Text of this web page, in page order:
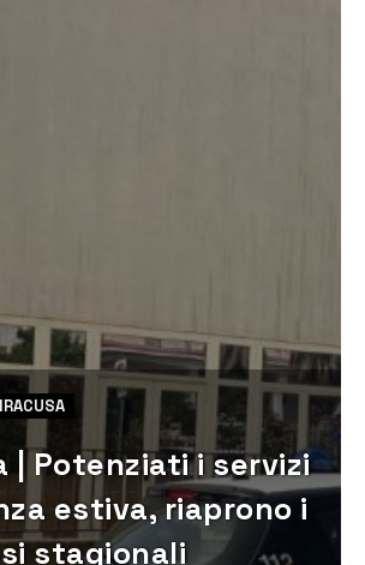
| Potenziati i servizi
estiva, riaprono i
stagionali